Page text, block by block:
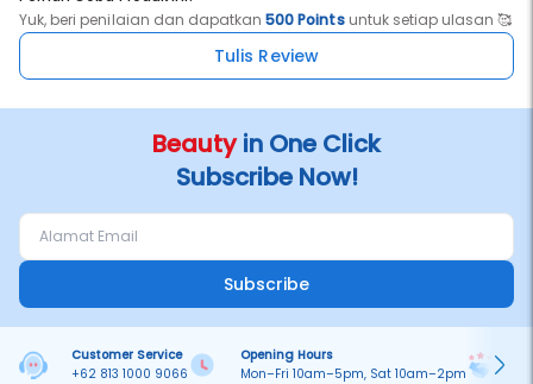
Yuk, beri penilaian dan dapatkan500 Pointsuntuk setiap ulasan 🥰
Tulis Review
Beautyin One Click
Subscribe Now!
Subscribe
Customer Service
+62 813 1000 9066
Opening Hours
Mon–Fri 10am–5pm, Sat 10am–2pm